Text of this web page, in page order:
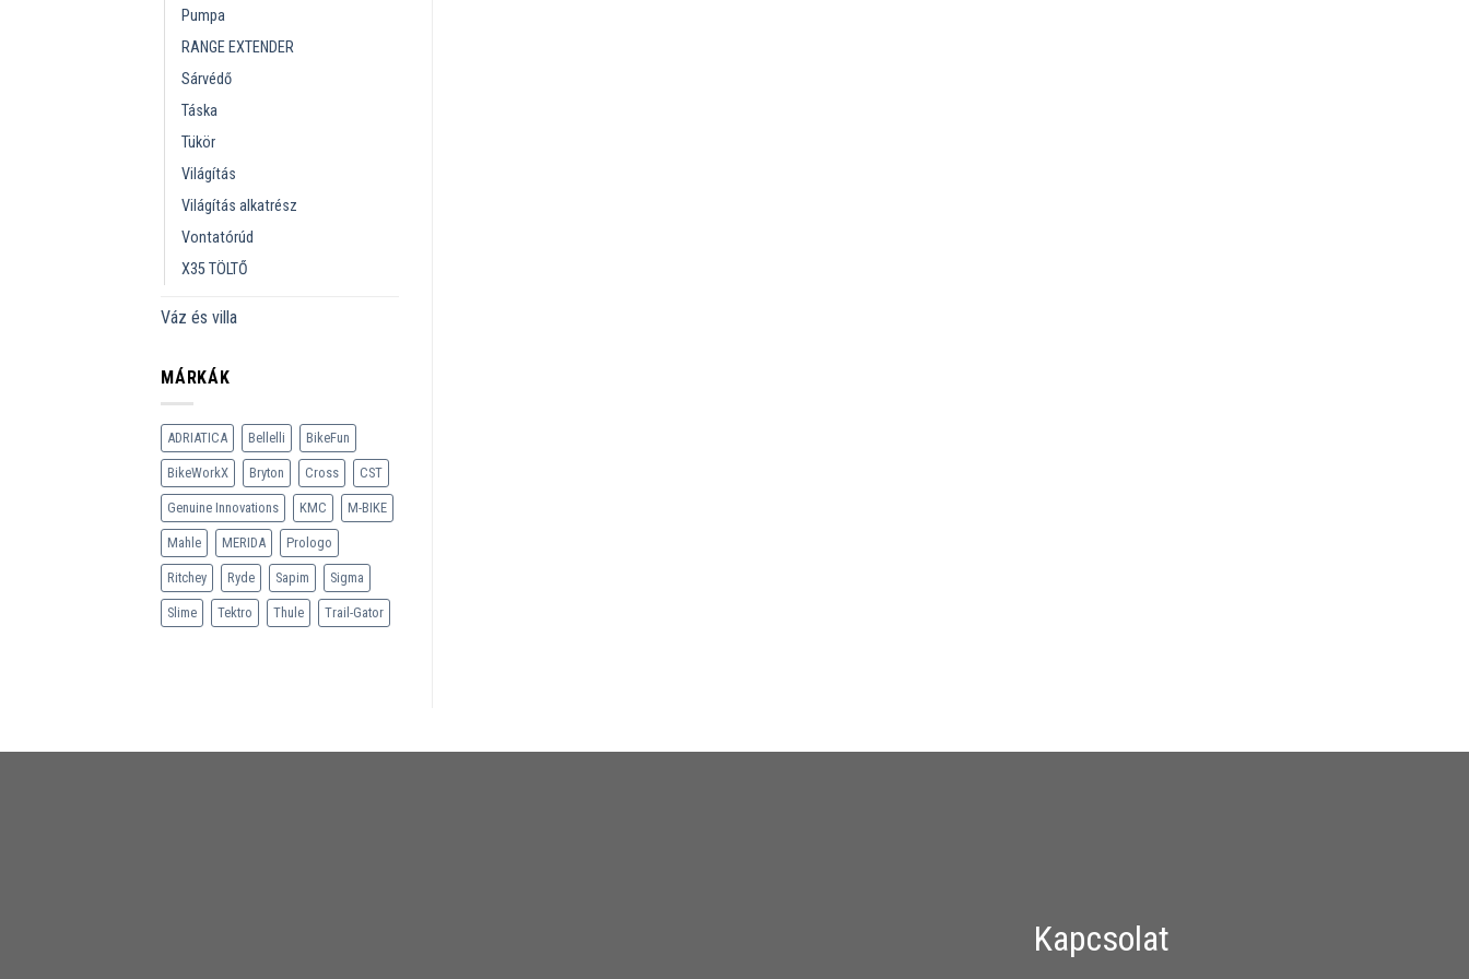
Pumpa
RANGE EXTENDER
Sárvédő
Táska
Tükör
Világítás
Világítás alkatrész
Vontatórúd
X35 TÖLTŐ
Váz és villa
MÁRKÁK
ADRIATICA Bellelli BikeFun
BikeWorkX Bryton Cross CST
Genuine Innovations KMC M-BIKE
Mahle MERIDA Prologo
Ritchey Ryde Sapim Sigma
Slime Tektro Thule Trail-Gator
Kapcsolat